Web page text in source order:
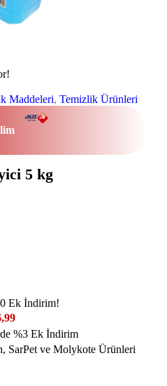
Maddeleri, Temizlik Ürünleri
5 kg
Ek İndirim!
%3 Ek İndirim
SarPet ve Molykote Ürünleri